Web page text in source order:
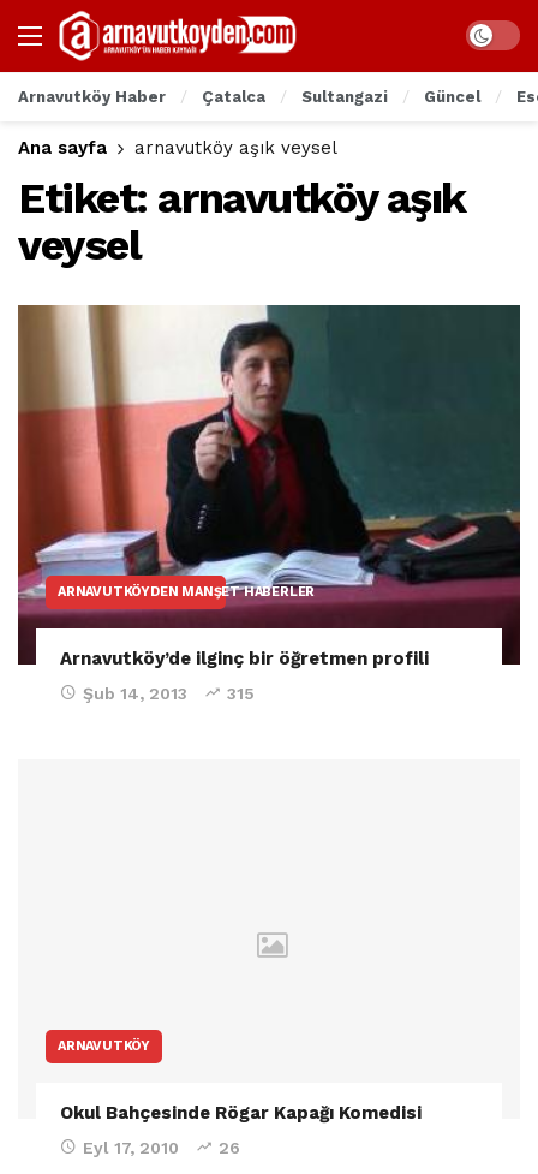
Arnavutköy Haber Çatalca Sultangazi Güncel
Ana sayfa arnavutköy aşık veysel
Etiket: arnavutköy aşık
veysel
ARNAVUTKÖYDEN MANŞET HABERLER
Arnavutköy’de ilginç bir öğretmen profili
Şub 14, 2013 315
ARNAVUTKÖY
Okul Bahçesinde Rögar Kapağı Komedisi
Eyl 17, 2010 26